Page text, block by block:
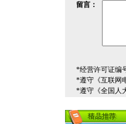
留言：
*经营许可证编
*遵守《互联网
*遵守《全国人